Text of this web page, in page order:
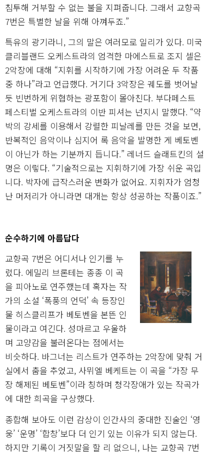
침투해 거부할 수 없는 불을 지펴줍니다. 그래서 교향곡
7번은 특별한 날을 위해 아껴두죠.”
특유의 광기라니, 그의 말은 여러모로 일리가 있다. 미국
클리블랜드 오케스트라의 엄격한 마에스트로 조지 셀은
2악장에 대해 “지휘를 시작하기에 가장 어려운 두 작품
중 하나”라고 언급했다. 거기다 3악장은 궤도를 벗어날
듯 빈번하게 위협하는 광포함이 몰아친다. 부다페스트
페스티벌 오케스트라의 이반 피셔는 넌지시 말했다. “약
박의 강세를 이용해서 강렬한 피날레를 만든 것을 보면,
반복적인 음악이나 심지어 록 음악을 발명한 게 베토벤
이 아닌가 하는 기분까지 듭니다.” 레너드 슬래트킨의 설
명은 이렇다. “기술적으로는 지휘하기에 가장 쉬운 곡입
니다. 박자에 급작스러운 변화가 없어요. 지휘자가 엄청
난 머저리가 아니라면 대개는 항상 성공하는 작품이죠.”
순수하기에 아름답다
교향곡 7번은 어디서나 인기를 누
렸다. 에밀리 브론테는 종종 이 곡
을 피아노로 연주했는데 혹자는 작
가의 소설 ‘폭풍의 언덕’ 속 등장인
물 히스클리프가 베토벤을 본뜬 인
물이라고 여긴다. 성마르고 우울하
며 고양감을 불러온다는 점에서는
비슷하다. 바그너는 리스트가 연주하는 2악장에 맞춰 거
실에서 춤을 추었고, 사뮈엘 베케트는 이 곡을 “가장 무
장 해제된 베토벤”이라 칭하며 청각장애가 있는 작곡가
에 대한 희곡을 구상했다.
종합해 보아도 이런 감상이 인간사의 중대한 진술인 ‘영
웅’ ‘운명’ ‘합창’보다 더 인기 있는 이유가 되지 않는다.
하지만 기록이 거짓말을 할 리 없으니, 나는 교향곡 7번